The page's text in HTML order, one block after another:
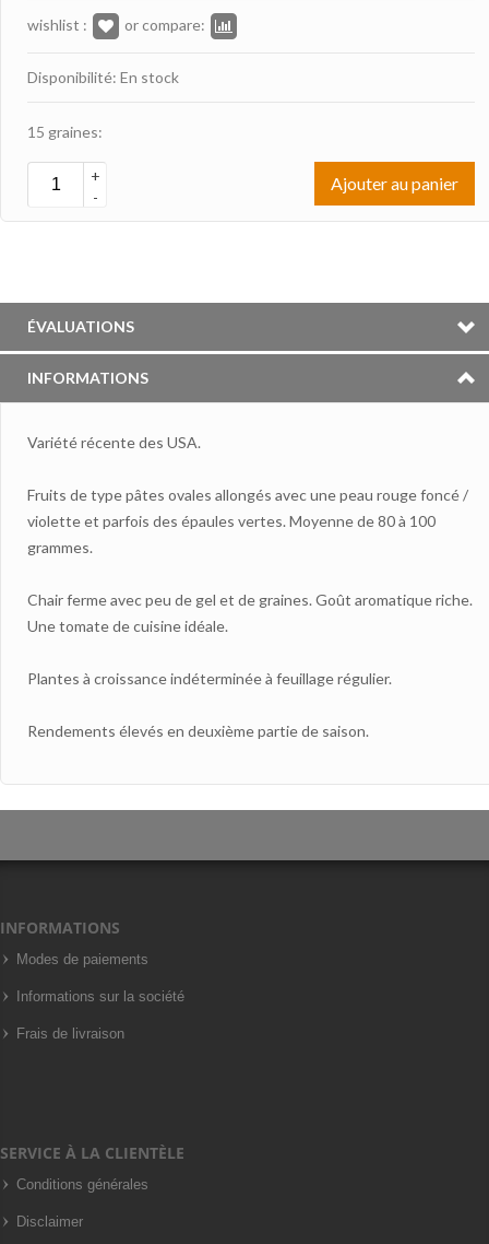
wishlist : or compare:
Disponibilité: En stock
15 graines:
+
-
Ajouter au panier
ÉVALUATIONS
INFORMATIONS
Variété récente des USA.
Fruits de type pâtes ovales allongés avec une peau rouge foncé /
violette et parfois des épaules vertes. Moyenne de 80 à 100
grammes.
Chair ferme avec peu de gel et de graines. Goût aromatique riche.
Une tomate de cuisine idéale.
Plantes à croissance indéterminée à feuillage régulier.
Rendements élevés en deuxième partie de saison.
INFORMATIONS
Modes de paiements
Informations sur la société
Frais de livraison
SERVICE À LA CLIENTÈLE
Conditions générales
Disclaimer